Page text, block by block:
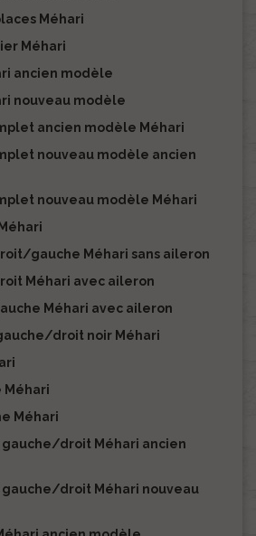
Méhari
Méhari
ancien modèle
nouveau modèle
ancien modèle Méhari
nouveau modèle ancien
nouveau modèle Méhari
gauche Méhari sans aileron
Méhari avec aileron
Méhari avec aileron
droit noir Méhari
Méhari
Méhari
gauche/droit Méhari ancien
gauche/droit Méhari nouveau